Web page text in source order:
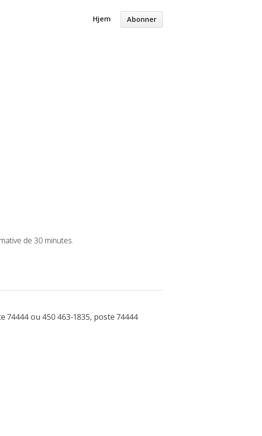
Hjem Abonner
de 30 minutes.
74444 ou 450 463-1835, poste 74444